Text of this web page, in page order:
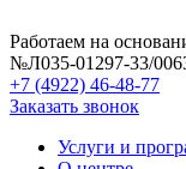
Работаем на
№Л035-01297-33/
+7 (4922) 46-48-77
Заказать звонок
Услуги и